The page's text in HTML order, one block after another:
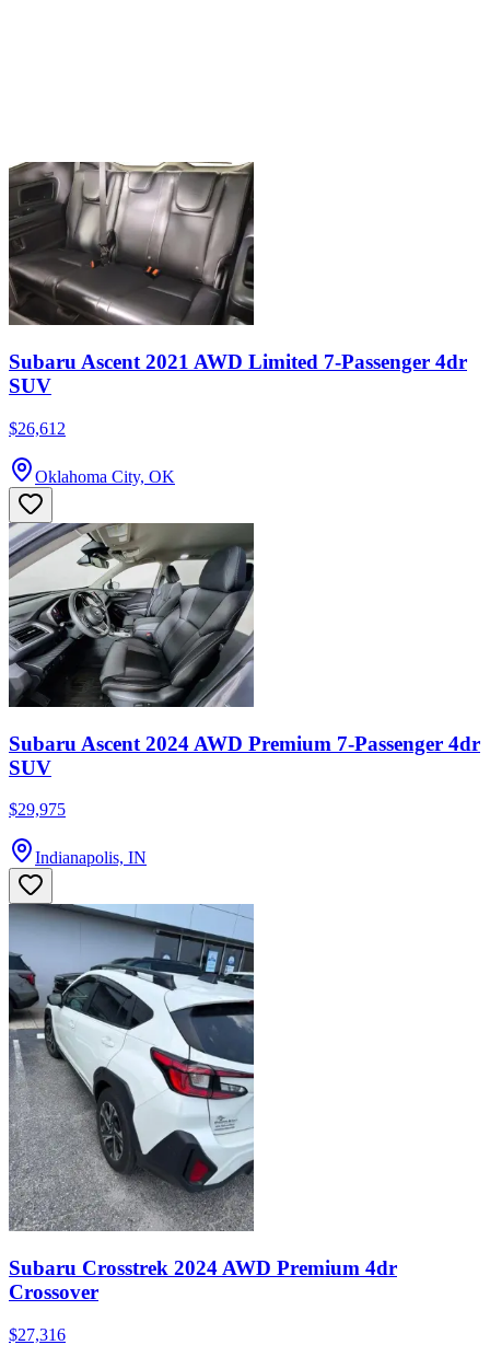
Subaru Ascent 2021 AWD Limited 7-Passenger 4dr
SUV
$26,612
Oklahoma City, OK
Subaru Ascent 2024 AWD Premium 7-Passenger 4dr
SUV
$29,975
Indianapolis, IN
Subaru Crosstrek 2024 AWD Premium 4dr
Crossover
$27,316